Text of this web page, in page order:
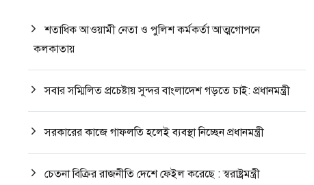
শতাধিক আওয়ামী নেতা ও পুলিশ কর্মকর্তা আত্মগোপনে
কলকাতায়
সবার সম্মিলিত প্রচেষ্টায় সুন্দর বাংলাদেশ গড়তে চাই: প্রধানমন্ত্রী
সরকারের কাজে গাফলতি হলেই ব্যবস্থা নিচ্ছেন প্রধানমন্ত্রী
চেতনা বিক্রির রাজনীতি দেশে ফেইল করেছে : স্বরাষ্ট্রমন্ত্রী